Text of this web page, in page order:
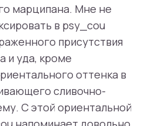
марципана. Мне не
в psy_cou
присутствия
и уда, кроме
оттенка в
сливочно-
С этой ориентальной